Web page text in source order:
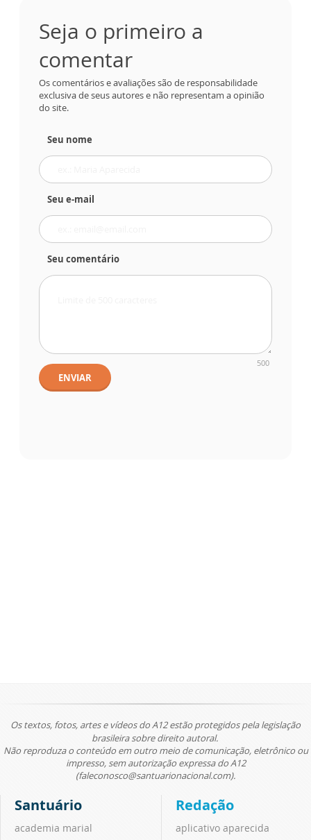
Seja o primeiro a
comentar
Os comentários e avaliações são de responsabilidade
exclusiva de seus autores e não representam a opinião
do site.
Seu nome
Seu e-mail
Seu comentário
500
ENVIAR
Os textos, fotos, artes e vídeos do A12 estão protegidos pela legislação
brasileira sobre direito autoral.
Não reproduza o conteúdo em outro meio de comunicação, eletrônico ou
impresso, sem autorização expressa do A12
(faleconosco@santuarionacional.com).
Santuário
academia marial
Redação
aplicativo aparecida